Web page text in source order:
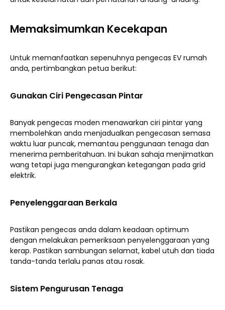
Memaksimumkan Kecekapan
Untuk memanfaatkan sepenuhnya pengecas EV rumah
anda, pertimbangkan petua berikut:
Gunakan Ciri Pengecasan Pintar
Banyak pengecas moden menawarkan ciri pintar yang
membolehkan anda menjadualkan pengecasan semasa
waktu luar puncak, memantau penggunaan tenaga dan
menerima pemberitahuan. Ini bukan sahaja menjimatkan
wang tetapi juga mengurangkan ketegangan pada grid
elektrik.
Penyelenggaraan Berkala
Pastikan pengecas anda dalam keadaan optimum
dengan melakukan pemeriksaan penyelenggaraan yang
kerap. Pastikan sambungan selamat, kabel utuh dan tiada
tanda-tanda terlalu panas atau rosak.
Sistem Pengurusan Tenaga